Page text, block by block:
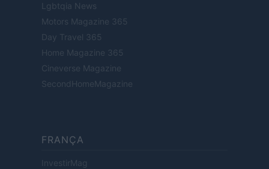
Lgbtqia News
Motors Magazine 365
Day Travel 365
Home Magazine 365
Cineverse Magazine
SecondHomeMagazine
FRANÇA
InvestirMag